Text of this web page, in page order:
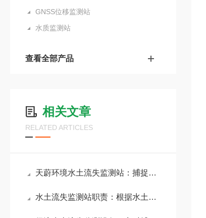
GNSS位移监测站
水质监测站
查看全部产品
相关文章
RELATED ARTICLES
天蔚环境水土流失监测站：捕捉水土流失动态变化，助力生态修复项目优化方案
水土流失监测站职责：根据水土数据信息预警潜在流失风险，维护区域生态安全